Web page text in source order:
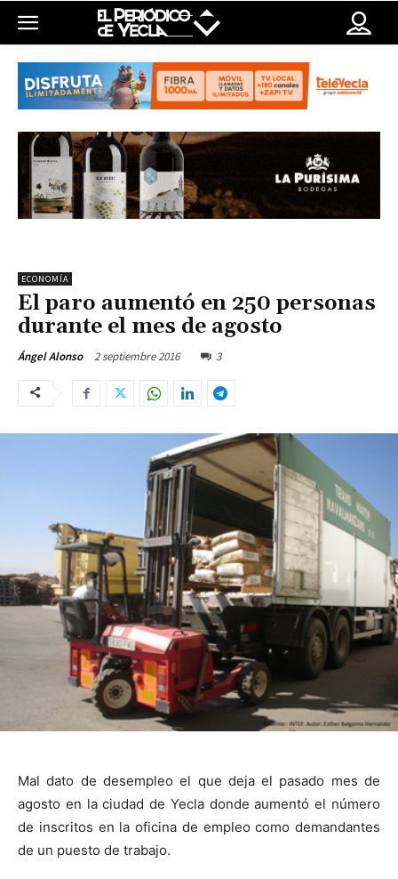
ECONOMÍA
El paro aumentó en 250 personas
durante el mes de agosto
Ángel Alonso 2 septiembre 2016 3
Mal dato de desempleo el que deja el pasado mes de
agosto en la ciudad de Yecla donde aumentó el número
de inscritos en la oficina de empleo como demandantes
de un puesto de trabajo.